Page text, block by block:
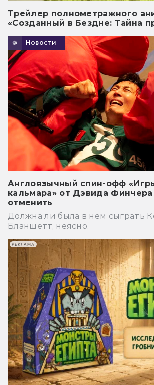
Трейлер полнометражного
«Созданный в Бездне: Тайна
Новости
Англоязычный спин-офф
кальмара» от Дэвида
отменить
Должна ли была в нем сыграть
Бланшетт, неясно.
РЕКЛАМА